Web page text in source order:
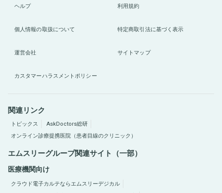
ヘルプ 利用規約
個人情報の取扱について 特定商取引法に基づく表示
運営会社 サイトマップ
カスタマーハラスメントポリシー
関連リンク
トピックス
AskDoctors総研
オンライン診療提携医院（患者目線のクリニック）
エムスリーグループ関連サイト（一部）
医療機関向け
クラウド電子カルテならエムスリーデジカル